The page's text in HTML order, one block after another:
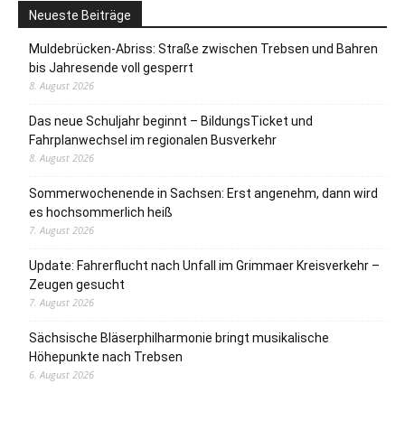
Neueste Beiträge
Muldebrücken-Abriss: Straße zwischen Trebsen und Bahren
bis Jahresende voll gesperrt
8. August 2026
Das neue Schuljahr beginnt – BildungsTicket und
Fahrplanwechsel im regionalen Busverkehr
8. August 2026
Sommerwochenende in Sachsen: Erst angenehm, dann wird
es hochsommerlich heiß
7. August 2026
Update: Fahrerflucht nach Unfall im Grimmaer Kreisverkehr –
Zeugen gesucht
7. August 2026
Sächsische Bläserphilharmonie bringt musikalische
Höhepunkte nach Trebsen
6. August 2026